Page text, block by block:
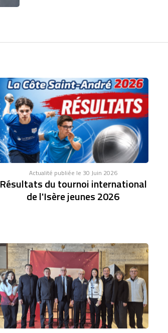
Actualité publiée le 30 Juin 2026
Résultats du tournoi international
de l'Isère jeunes 2026